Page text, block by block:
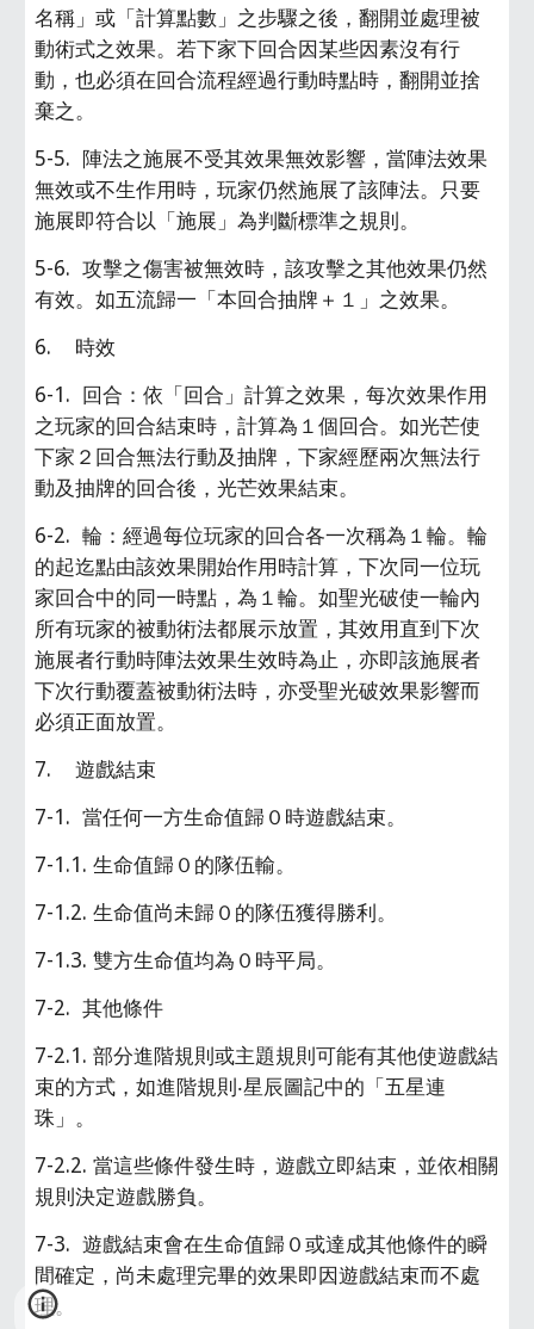
名稱」或「計算點數」之步驟之後，翻開並處理被
動術式之效果。若下家下回合因某些因素沒有行
動，也必須在回合流程經過行動時點時，翻開並捨
棄之。
5-5.  陣法之施展不受其效果無效影響，當陣法效果
無效或不生作用時，玩家仍然施展了該陣法。只要
施展即符合以「施展」為判斷標準之規則。
5-6.  攻擊之傷害被無效時，該攻擊之其他效果仍然
有效。如五流歸一「本回合抽牌＋１」之效果。
6.    時效
6-1.  回合：依「回合」計算之效果，每次效果作用
之玩家的回合結束時，計算為１個回合。如光芒使
下家２回合無法行動及抽牌，下家經歷兩次無法行
動及抽牌的回合後，光芒效果結束。
6-2.  輪：經過每位玩家的回合各一次稱為１輪。輪
的起迄點由該效果開始作用時計算，下次同一位玩
家回合中的同一時點，為１輪。如聖光破使一輪內
所有玩家的被動術法都展示放置，其效用直到下次
施展者行動時陣法效果生效時為止，亦即該施展者
下次行動覆蓋被動術法時，亦受聖光破效果影響而
必須正面放置。
7.    遊戲結束
7-1.  當任何一方生命值歸０時遊戲結束。
7-1.1. 生命值歸０的隊伍輸。
7-1.2. 生命值尚未歸０的隊伍獲得勝利。
7-1.3. 雙方生命值均為０時平局。
7-2.  其他條件
7-2.1. 部分進階規則或主題規則可能有其他使遊戲結
束的方式，如進階規則‧星辰圖記中的「五星連
珠」。
7-2.2. 當這些條件發生時，遊戲立即結束，並依相關
規則決定遊戲勝負。
7-3.  遊戲結束會在生命值歸０或達成其他條件的瞬
間確定，尚未處理完畢的效果即因遊戲結束而不處
理。